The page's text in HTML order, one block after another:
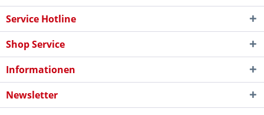
Service Hotline
Shop Service
Informationen
Newsletter